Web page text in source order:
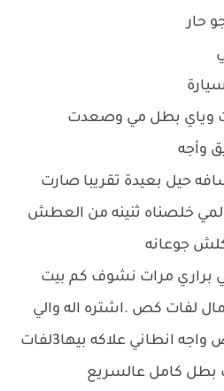
حار
وياي بطل مي وصعدت
حيل بعيدة تقريبا صارت
خلصناه ثنينه من العطش
جوعانه
براري مرات نشوف كم بيت
لفات كص .اشتره اله والي
هو بقه بالمحل ياكل خلص واجه انطاني علاكه بيها3لفات